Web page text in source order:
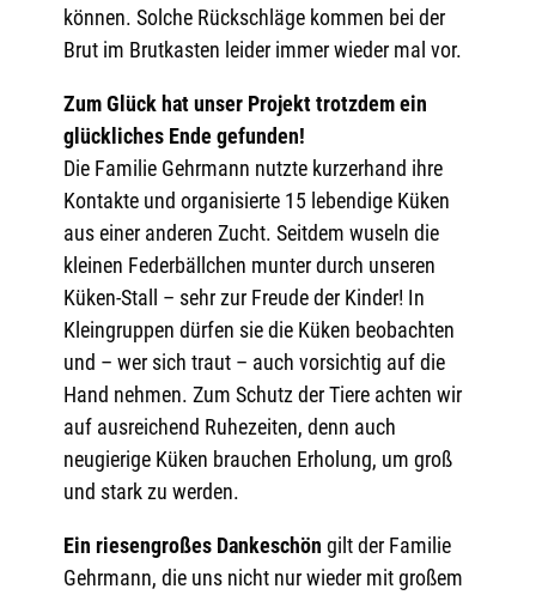
können. Solche Rückschläge kommen bei der
Brut im Brutkasten leider immer wieder mal vor.
Zum Glück hat unser Projekt trotzdem ein
glückliches Ende gefunden!
Die Familie Gehrmann nutzte kurzerhand ihre
Kontakte und organisierte 15 lebendige Küken
aus einer anderen Zucht. Seitdem wuseln die
kleinen Federbällchen munter durch unseren
Küken-Stall – sehr zur Freude der Kinder! In
Kleingruppen dürfen sie die Küken beobachten
und – wer sich traut – auch vorsichtig auf die
Hand nehmen. Zum Schutz der Tiere achten wir
auf ausreichend Ruhezeiten, denn auch
neugierige Küken brauchen Erholung, um groß
und stark zu werden.
Ein riesengroßes Dankeschön gilt der Familie
Gehrmann, die uns nicht nur wieder mit großem